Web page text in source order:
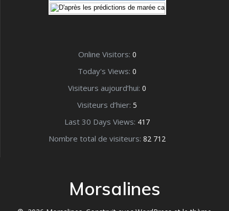
Online Visitors: 0
Today's Views: 0
Visiteurs aujourd’hui: 0
Visiteurs d’hier: 5
Last 30 Days Views: 417
Nombre total de visiteurs: 82 712
Morsalines